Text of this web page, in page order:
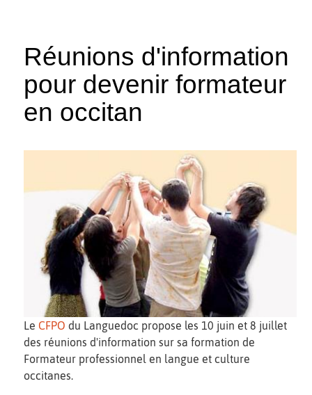
Réunions d'information
pour devenir formateur
en occitan
Le CFPO du Languedoc propose les 10 juin et 8 juillet
des réunions d'information sur sa formation de
Formateur professionnel en langue et culture
occitanes.